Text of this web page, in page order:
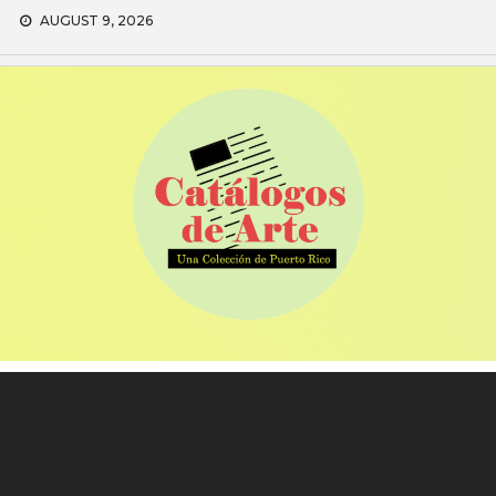
Skip
content
AUGUST 9, 2026